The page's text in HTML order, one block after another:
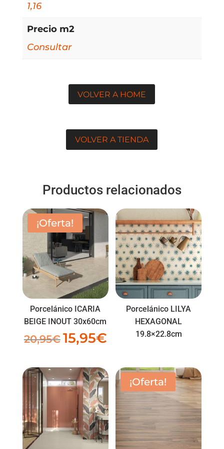
1,16
Precio m2
Consultar
VOLVER A HOME
VOLVER A TIENDA
Productos relacionados
¡Oferta!
Porcelánico ICARIA
BEIGE INOUT 30x60cm
20,95€ El
era:
20,95€.
15,95€El
es:
15,95€.
Porcelánico LILYA
HEXAGONAL
19.8×22.8cm
¡Oferta!